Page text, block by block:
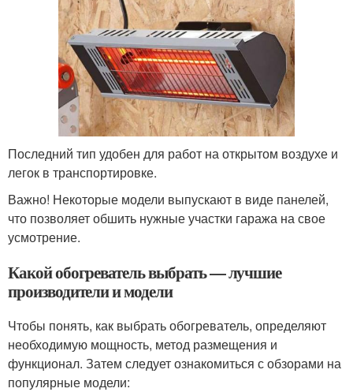
Последний тип удобен для работ на открытом воздухе и
легок в транспортировке.
Важно! Некоторые модели выпускают в виде панелей,
что позволяет обшить нужные участки гаража на свое
усмотрение.
Какой обогреватель выбрать — лучшие
производители и модели
Чтобы понять, как выбрать обогреватель, определяют
необходимую мощность, метод размещения и
функционал. Затем следует ознакомиться с обзорами на
популярные модели: